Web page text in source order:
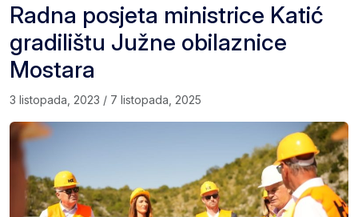
Radna posjeta ministrice Katić
gradilištu Južne obilaznice
Mostara
3 listopada, 2023 / 7 listopada, 2025